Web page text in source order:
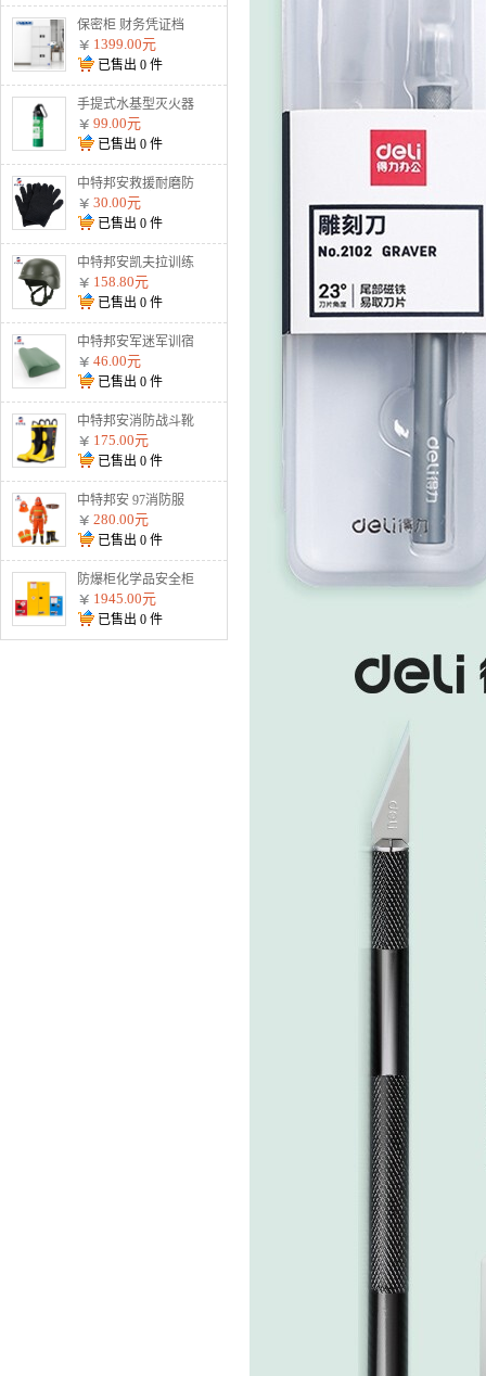
保密柜 财务凭证档
案柜文件柜智能资料
柜 通双节暗斗 电子
密码款
1399.00元
已售出 0 件
手提式水基型灭火器
MSJ900 900ml水基
99.00元
已售出 0 件
中特邦安救援耐磨防
割手套战术防护钢丝
金属用品黑色2根钢
丝 加强防割手套
30.00元
已售出 0 件
中特邦安凯夫拉训练
盔战术防暴户外安全
头盔 900g标准训练
盔（不防弹）
158.80元
已售出 0 件
中特邦安军迷军训宿
舍整理内务用品 枕
头
46.00元
已售出 0 件
中特邦安消防战斗靴
防护水鞋耐高温防火
扑火抢险救援02式
02款消防靴
175.00元
已售出 0 件
中特邦安 97消防服
全套 防火服五件套
森林战斗防护服 97
消防服五件套纯棉阻
燃款
280.00元
已售出 0 件
防爆柜化学品安全柜
存放柜易燃易爆危化
品储存柜酒精双锁试
剂柜油漆防火防爆箱
45加仑黄色
1945.00元
已售出 0 件